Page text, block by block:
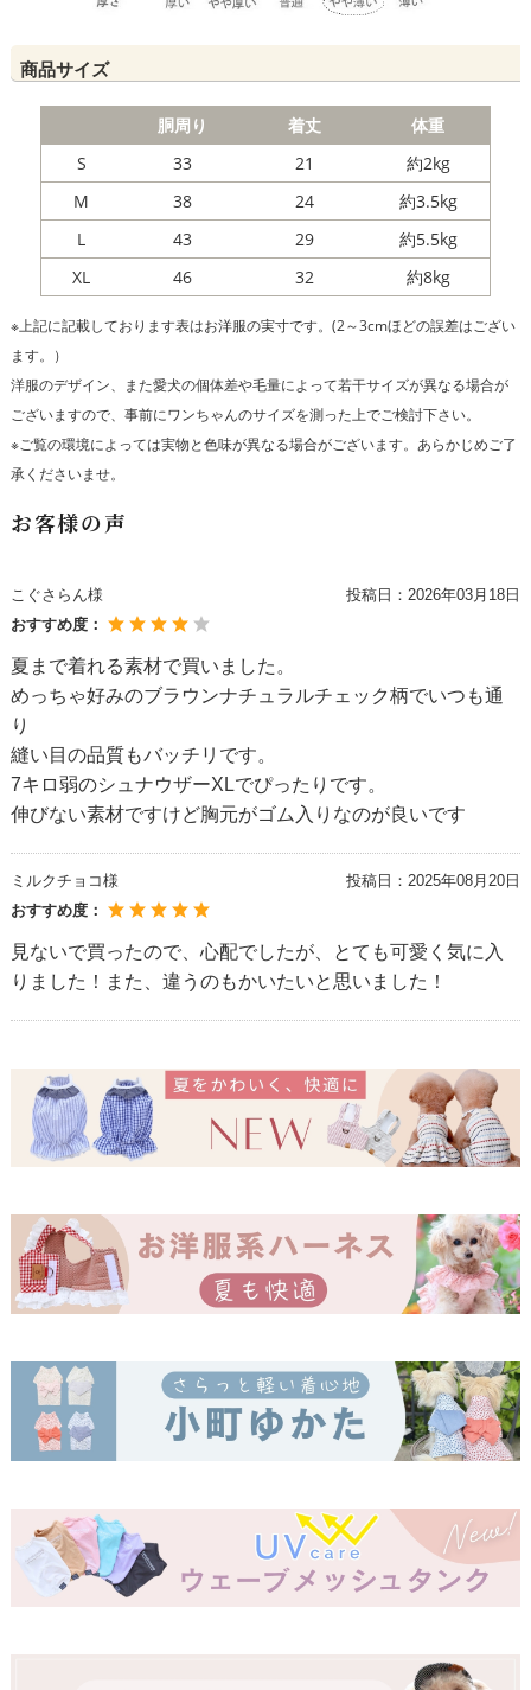
商品サイズ
胴周り 着丈
体重
S
33 21
約2kg
M
38 24
約3.5kg
L
43 29
約5.5kg
XL
46 32 約8kg
※上記に記載しております表はお洋服の実寸です。(2～3cmほどの誤差はござい
ます。）
洋服のデザイン、また愛犬の個体差や毛量によって若干サイズが異なる場合が
ございますので、事前にワンちゃんのサイズを測った上でご検討下さい。
※ご覧の環境によっては実物と色味が異なる場合がございます。あらかじめご了
承くださいませ。
お客様の声
こぐさらん様 投稿日： 2026年03月18日
おすすめ度：
夏まで着れる素材で買いました。
めっちゃ好みのブラウンナチュラルチェック柄でいつも通
り
縫い目の品質もバッチリです。
7キロ弱のシュナウザーXLでぴったりです。
伸びない素材ですけど胸元がゴム入りなのが良いです
ミルクチョコ様 投稿日： 2025年08月20日
おすすめ度：
見ないで買ったので、心配でしたが、とても可愛く気に入
りました！また、違うのもかいたいと思いました！